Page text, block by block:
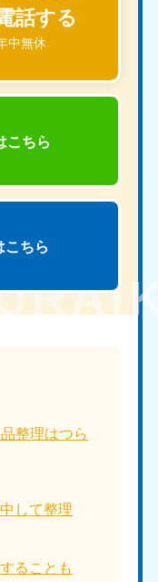
話する
中無休
こちら
こちら
整理はつら
して整理
ることも